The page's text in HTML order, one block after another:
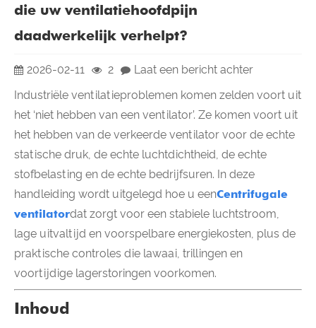
die uw ventilatiehoofdpijn
daadwerkelijk verhelpt?
2026-02-11 2
Laat een bericht achter
Industriële ventilatieproblemen komen zelden voort uit
het ‘niet hebben van een ventilator’. Ze komen voort uit
het hebben van de verkeerde ventilator voor de echte
statische druk, de echte luchtdichtheid, de echte
stofbelasting en de echte bedrijfsuren. In deze
handleiding wordt uitgelegd hoe u eenCentrifugale
ventilatordat zorgt voor een stabiele luchtstroom,
lage uitvaltijd en voorspelbare energiekosten, plus de
praktische controles die lawaai, trillingen en
voortijdige lagerstoringen voorkomen.
Inhoud